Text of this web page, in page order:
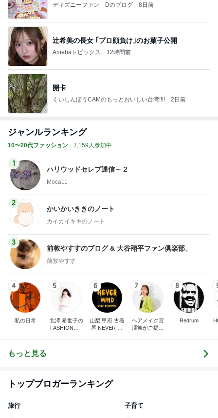
ディズニーファン Dのブログ 8日前
辻希美の長女 ｢プロ顔負け｣のお菓子公開
Amebaトピックス 12時間前
開卡
くいしんぼうCAMのもっとおいしい台湾!!!! 2日前
ジャンルランキング
10〜20代ファッション 7,159人参加中
1
ハリウッドセレブ通信～２
Moca11
2
かいかいききのノート
カイカイキキのノート
3
前敦やすすのブログ & 大谷翔平ファン俱楽部。
前敦やすす
4
私の日常
5
北澤 希世子の
FASHION◆bl
6
山梨 甲府 古着
屋 NEVER MI
7
ヘアメイク宮
澤舞がご提案
8
Redrum
もっと見る
トップブロガーランキング
旅行 子育て